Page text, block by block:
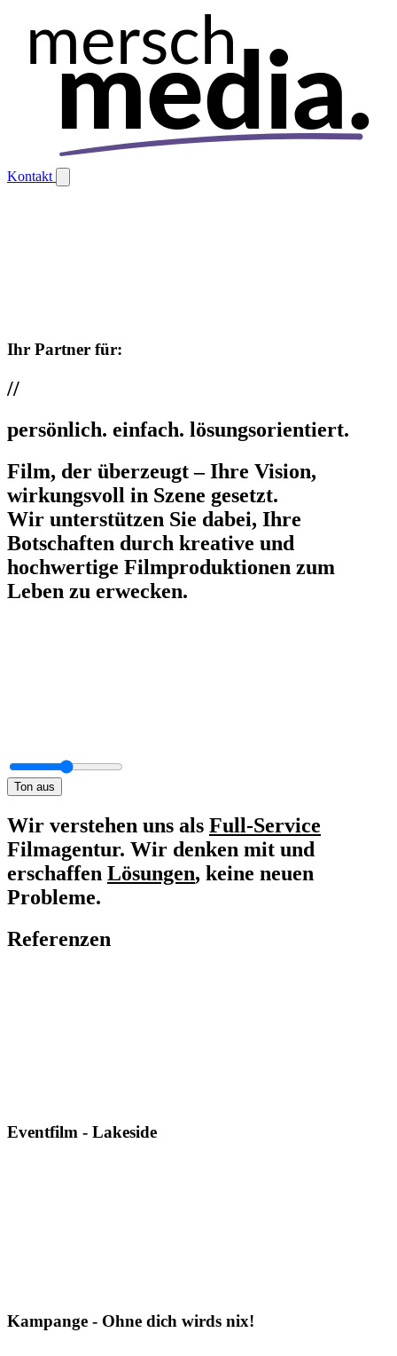
media.
mersch
Kontakt
Ihr Partner für:
//
persönlich. einfach. lösungsorientiert.
Film, der überzeugt – Ihre Vision,
wirkungsvoll in Szene gesetzt.
Wir unterstützen Sie dabei, Ihre
Botschaften durch kreative und
hochwertige Filmproduktionen zum
Leben zu erwecken.
Ton aus
Wir verstehen uns als Full-Service
Filmagentur. Wir denken mit und
erschaffen Lösungen, keine neuen
Probleme.
Referenzen
Eventfilm - Lakeside
Kampange - Ohne dich wirds nix!